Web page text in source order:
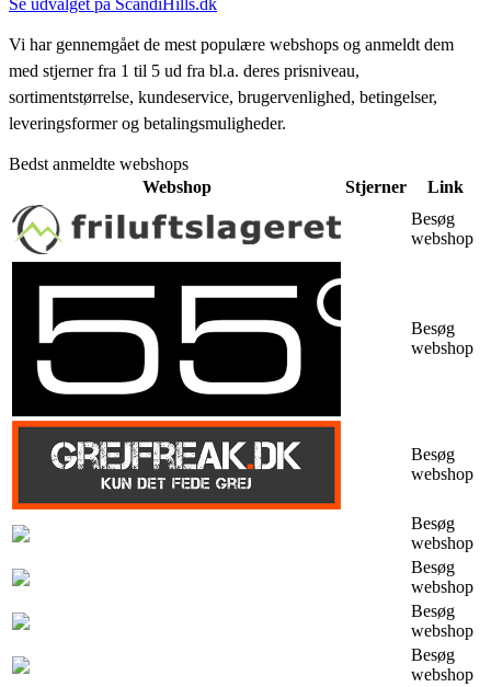
Vi har gennemgået de mest populære webshops og anmeldt dem
med stjerner fra 1 til 5 ud fra bl.a. deres prisniveau,
sortimentstørrelse, kundeservice, brugervenlighed, betingelser,
leveringsformer og betalingsmuligheder.
Bedst anmeldte webshops
Webshop
Stjerner
Link
Besøg
webshop
Besøg
webshop
Besøg
webshop
Besøg
webshop
Besøg
webshop
Besøg
webshop
Besøg
webshop